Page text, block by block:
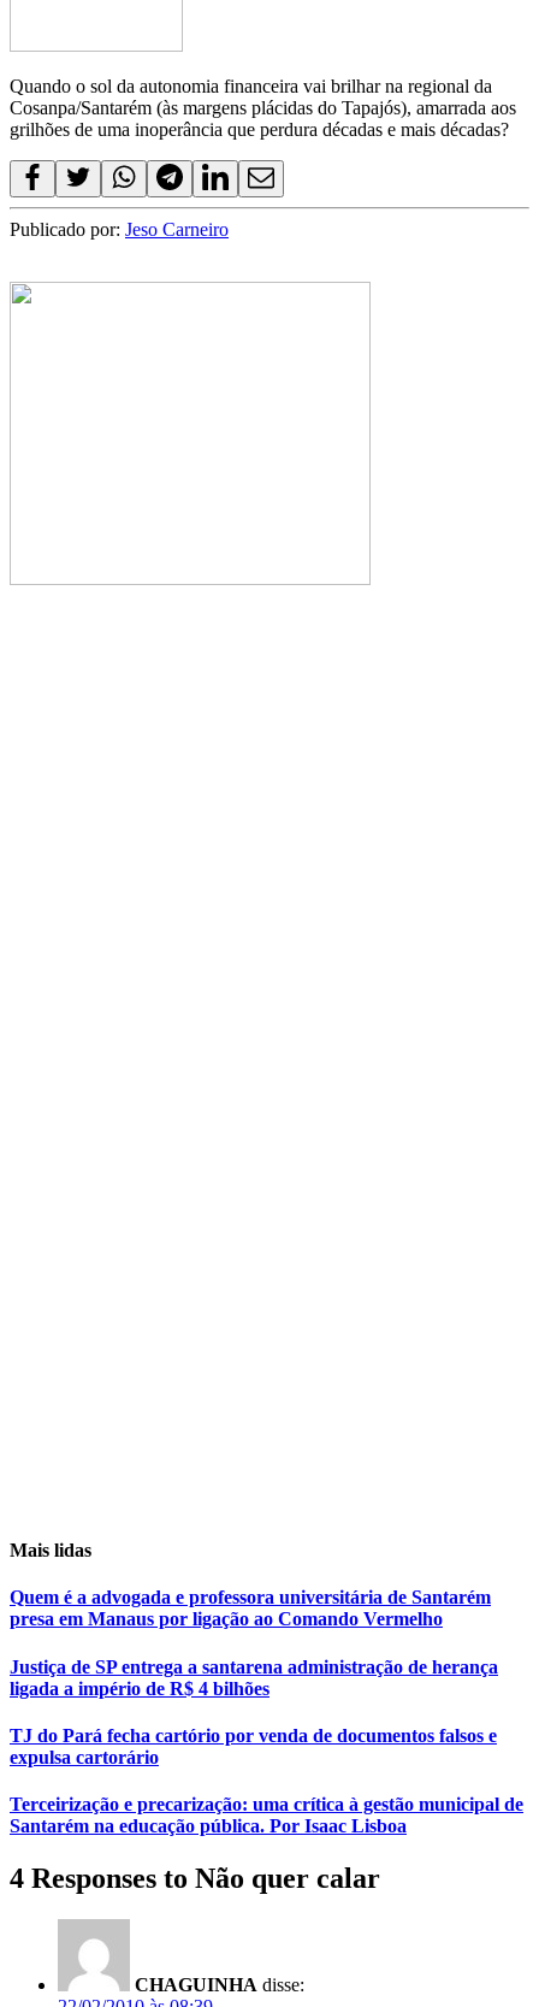
Quando o sol da autonomia financeira vai brilhar na regional da
Cosanpa/Santarém (às margens plácidas do Tapajós), amarrada aos
grilhões de uma inoperância que perdura décadas e mais décadas?
Publicado por: Jeso Carneiro
Mais lidas
Quem é a advogada e professora universitária de Santarém
presa em Manaus por ligação ao Comando Vermelho
Justiça de SP entrega a santarena administração de herança
ligada a império de R$ 4 bilhões
TJ do Pará fecha cartório por venda de documentos falsos e
expulsa cartorário
Terceirização e precarização: uma crítica à gestão municipal de
Santarém na educação pública. Por Isaac Lisboa
4 Responses to Não quer calar
CHAGUINHA disse: